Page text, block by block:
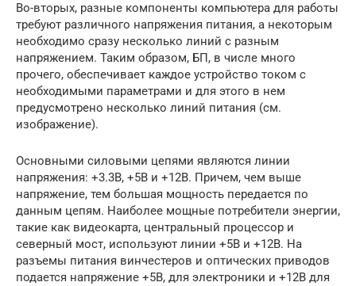
Во-вторых, разные компоненты компьютера для работы
требуют различного напряжения питания, а некоторым
необходимо сразу несколько линий с разным
напряжением. Таким образом, БП, в числе много
прочего, обеспечивает каждое устройство током с
необходимыми параметрами и для этого в нем
предусмотрено несколько линий питания (см.
изображение).
Основными силовыми цепями являются линии
напряжения: +3.3В, +5В и +12В. Причем, чем выше
напряжение, тем большая мощность передается по
данным цепям. Наиболее мощные потребители энергии,
такие как видеокарта, центральный процессор и
северный мост, используют линии +5В и +12В. На
разъемы питания винчестеров и оптических приводов
подается напряжение +5В, для электроники и +12В для